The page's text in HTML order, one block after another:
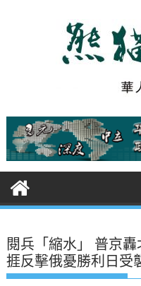
t
閱兵「縮水」 普京
捱反擊俄憂勝利日受